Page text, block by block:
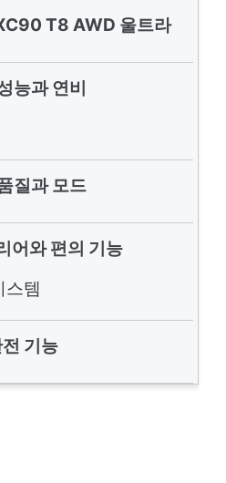
T8 AWD 울트라
능과 연비
질과 모드
어와 편의 기능
스템
전 기능